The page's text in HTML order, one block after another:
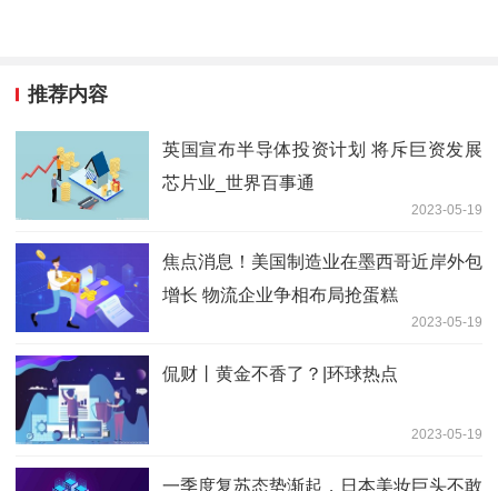
推荐内容
英国宣布半导体投资计划 将斥巨资发展
芯片业_世界百事通
2023-05-19
焦点消息！美国制造业在墨西哥近岸外包
增长 物流企业争相布局抢蛋糕
2023-05-19
侃财丨黄金不香了？|环球热点
2023-05-19
一季度复苏态势渐起，日本美妆巨头不敢